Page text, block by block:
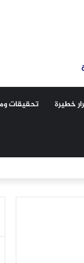
خطيرة تحقيقات